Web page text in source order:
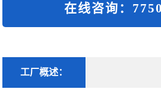
在线咨询：
工厂概述：